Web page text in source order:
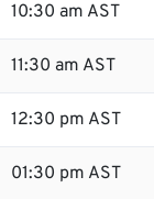
10:30 am AST
11:30 am AST
12:30 pm AST
01:30 pm AST